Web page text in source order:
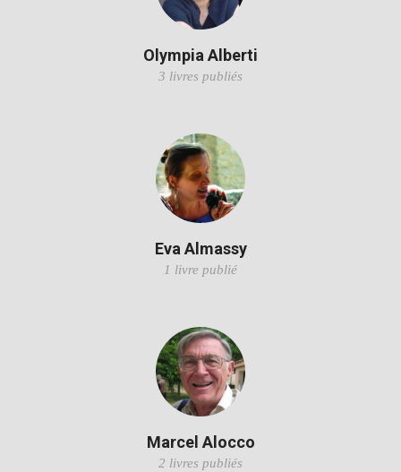
Olympia Alberti
3 livres publiés
Eva Almassy
1 livre publié
Marcel Alocco
2 livres publiés